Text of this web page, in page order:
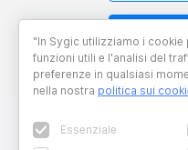
"In Sygic utilizziamo i
funzioni utili e l'analisi del
preferenze in qualsiasi
nella nostra politica sui
Essenziale